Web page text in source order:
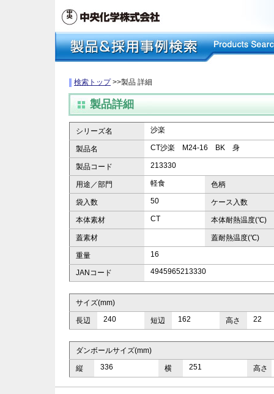
検索トップ>>製品 詳細
製品詳細
シリーズ名 沙楽
製品名 CT沙楽 M24-16 BK 身
製品コード 213330
用途／部門 軽食 色柄
袋入数 50 ケース入数
本体素材 CT 本体耐熱温度(℃)
蓋素材 蓋耐熱温度(℃)
重量 16
JANコード 4945965213330
サイズ(mm)
長辺 240 短辺 162 高さ 22
ダンボールサイズ(mm)
縦 336 横 251 高さ